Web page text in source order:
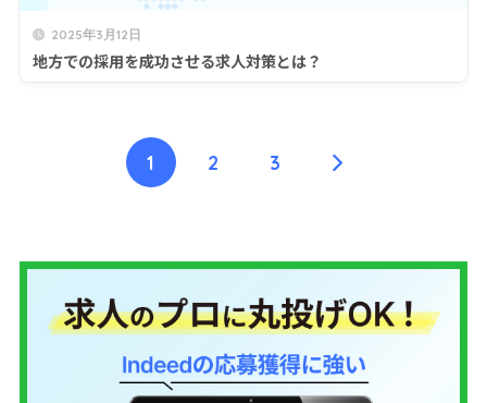
2025年3月12日
地方での採用を成功させる求人対策とは？
1 2 3